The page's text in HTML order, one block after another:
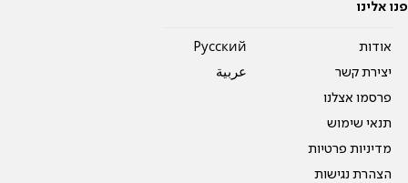
פנו אלינו
אודות
יצירת קשר
פרסמו אצלנו
תנאי שימוש
מדיניות פרטיות
הצהרת נגישות
Pусский
عربية